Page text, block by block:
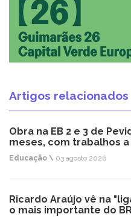
Artigos relacionados
Obra na EB 2 e 3 de
meses, com trabalhos a
Educação \ 03 agosto 2026
Ricardo Araújo vê na
o mais importante do